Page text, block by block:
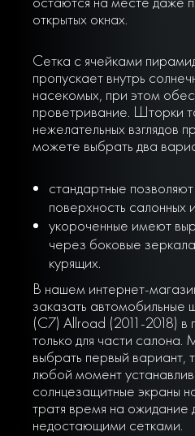
открытых окнах.
Сетка с ячейками
пропускает внутрь
насекомых, при этом
проветривание. Шторки
нежелательных взглядов
можете выбрать два
стандартные
поверхность салонных
укороченные имеют
через боковые
курящих.
В нашем интернет-
заказать автомобильные
(C7) Allroad (2011-2018) в
только для части
выбрать первый вариант,
любой момент
солнцезащитные экраны
тратя время на ожидание
недостающими сетками.